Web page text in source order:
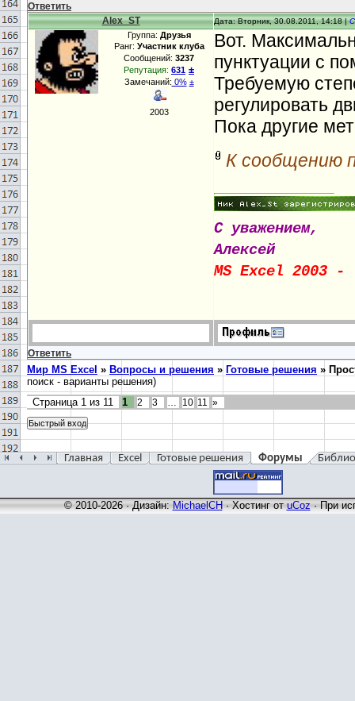
Ответить
Alex_ST
Дата: Вторник, 30.08.2011, 14:18 |
Группа: Друзья
Ранг: Участник клуба
Сообщений: 3237
Репутация: 631 ±
Замечаний: 0% ±
2003
Вот.
пунктуации с
Требуемую
регулировать
Пока другие
К сообщению
С уважением,
Алексей
MS Excel 2003
Ответить
Мир MS Excel » Вопросы и решения » Готовые решения »
поиск - варианты решения)
Страница 1 из 11 1 2 3 … 10 11 »
Главная Excel Готовые решения Форумы
© 2010-2026 · Дизайн: MichaelCH · Хостинг от uCoz · При